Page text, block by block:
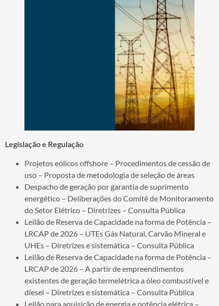
Legislação e Regulação
Projetos eólicos offshore – Procedimentos de cessão de
uso – Proposta de metodologia de seleção de áreas
Despacho de geração por garantia de suprimento
energético – Deliberações do Comitê de Monitoramento
do Setor Elétrico – Diretrizes – Consulta Pública
Leilão de Reserva de Capacidade na forma de Potência –
LRCAP de 2026 – UTEs Gás Natural, Carvão Mineral e
UHEs – Diretrizes e sistemática – Consulta Pública
Leilão de Reserva de Capacidade na forma de Potência –
LRCAP de 2026 – A partir de empreendimentos
existentes de geração termelétrica a óleo combustível e
diesel – Diretrizes e sistemática – Consulta Pública
Leilão para aquisição de energia e potência elétrica –